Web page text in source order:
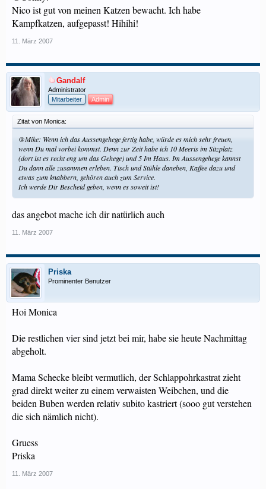
Nico ist gut von meinen Katzen bewacht. Ich habe
Kampfkatzen, aufgepasst! Hihihi!
11. März 2007
Gandalf
Administrator
Mitarbeiter
Admin
Zitat von Monica:
@Mike: Wenn ich das Aussengehege fertig habe, würde es mich sehr freuen,
wenn Du mal vorbei kommst. Denn zur Zeit habe ich 10 Meeris im Sitzplatz
(dort ist es recht eng um das Gehege) und 5 Im Haus. Im Aussengehege kannst
Du dann alle zusammen erleben. Tisch und Stühle daneben, Kaffee dazu und
etwas zum knabbern, gehören auch zum Service.
Ich werde Dir Bescheid geben, wenn es soweit ist!
das angebot mache ich dir natürlich auch
11. März 2007
Priska
Prominenter Benutzer
Hoi Monica
Die restlichen vier sind jetzt bei mir, habe sie heute Nachmittag
abgeholt.
Mama Schecke bleibt vermutlich, der Schlappohrkastrat zieht
grad direkt weiter zu einem verwaisten Weibchen, und die
beiden Buben werden relativ subito kastriert (sooo gut verstehen
die sich nämlich nicht).
Gruess
Priska
11. März 2007